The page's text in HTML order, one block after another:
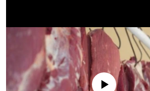
No media source currently